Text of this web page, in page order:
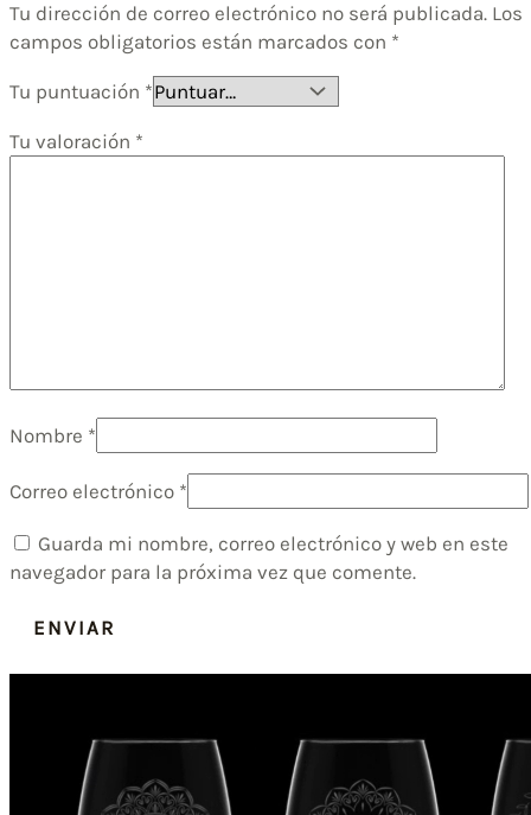
Tu dirección de correo electrónico no será publicada. Los
campos obligatorios están marcados con *
Tu puntuación *
Tu valoración *
Nombre *
Correo electrónico *
Guarda mi nombre, correo electrónico y web en este
navegador para la próxima vez que comente.